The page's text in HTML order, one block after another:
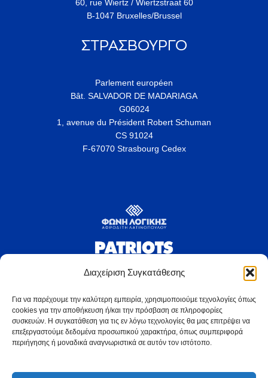
Διαχείριση Συγκατάθεσης
Για να παρέχουμε την καλύτερη εμπειρία, χρησιμοποιούμε τεχνολογίες όπως
cookies για την αποθήκευση ή/και την πρόσβαση σε πληροφορίες
συσκευών. Η συγκατάθεση για τις εν λόγω τεχνολογίες θα μας επιτρέψει να
επεξεργαστούμε δεδομένα προσωπικού χαρακτήρα, όπως συμπεριφορά
περιήγησης ή μοναδικά αναγνωριστικά σε αυτόν τον ιστότοπο.
60, rue Wiertz / Wiertzstraat 60
B-1047 Bruxelles/Brussel
ΣΤΡΑΣΒΟΥΡΓΟ
Parlement européen
Bât. SALVADOR DE MADARIAGA
G06024
1, avenue du Président Robert Schuman
CS 91024
F-67070 Strasbourg Cedex